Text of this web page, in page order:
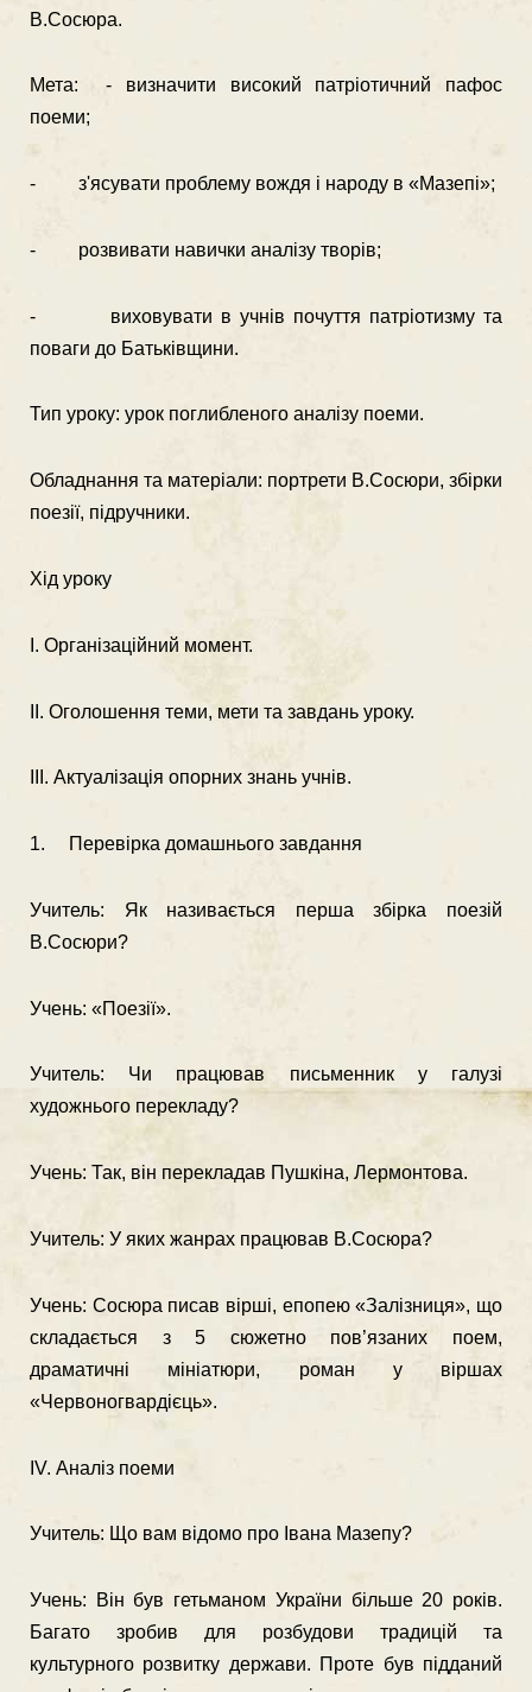
В.Сосюра.
Мета: - визначити високий патріотичний пафос
поеми;
- з'ясувати проблему вождя і народу в «Мазепі»;
- розвивати навички аналізу творів;
- виховувати в учнів почуття патріотизму та
поваги до Батьківщини.
Тип уроку: урок поглибленого аналізу поеми.
Обладнання та матеріали: портрети В.Сосюри, збірки
поезії, підручники.
Хід уроку
І. Організаційний момент.
ІІ. Оголошення теми, мети та завдань уроку.
ІІІ. Актуалізація опорних знань учнів.
1. Перевірка домашнього завдання
Учитель: Як називається перша збірка поезій
В.Сосюри?
Учень: «Поезії».
Учитель: Чи працював письменник у галузі
художнього перекладу?
Учень: Так, він перекладав Пушкіна, Лермонтова.
Учитель: У яких жанрах працював В.Сосюра?
Учень: Сосюра писав вірші, епопею «Залізниця», що
складається з 5 сюжетно пов’язаних поем,
драматичні мініатюри, роман у віршах
«Червоногвардієць».
ІV. Аналіз поеми
Учитель: Що вам відомо про Івана Мазепу?
Учень: Він був гетьманом України більше 20 років.
Багато зробив для розбудови традицій та
культурного розвитку держави. Проте був підданий